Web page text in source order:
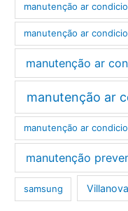
manutenção ar
manutenção ar
manutenção ar
manutenção ar
manutenção ar
manutenção
samsung Villanova